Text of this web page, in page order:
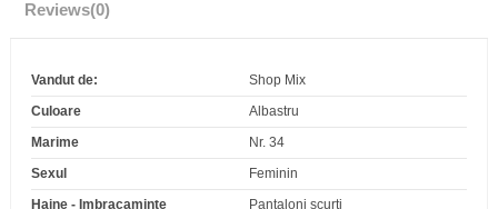
Reviews(0)
Vandut de:
Shop Mix
Culoare
Albastru
Marime
Nr. 34
Sexul
Feminin
Haine - Imbracaminte
Pantaloni scurti